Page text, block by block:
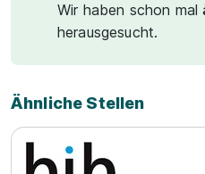
Wir haben schon mal
herausgesucht.
Ähnliche Stellen